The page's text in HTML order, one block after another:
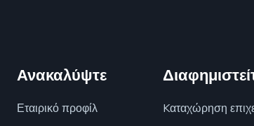
Ανακαλύψτε
Εταιρικό προφίλ
Kαταχώρηση